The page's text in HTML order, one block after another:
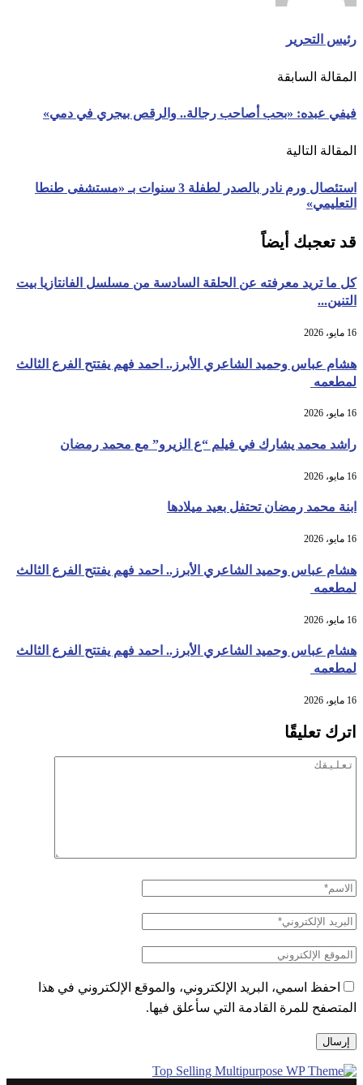
رئيس التحرير
المقالة السابقة
فيفي عبده: «بحب أصاحب رجالة.. والرقص بيجري في دمي»
المقالة التالية
استئصال ورم نادر بالصدر لطفلة 3 سنوات بـ «مستشفى طنطا
التعليمي»
قد تعجبك أيضاً
كل ما تريد معرفته عن الحلقة السادسة من مسلسل الفانتازيا بيت
التنين...
16 مايو، 2026
هشام عباس وحميد الشاعري الأبرز.. احمد فهم يفتتح الفرع الثالث
لمطعمه
16 مايو، 2026
راشد محمد يشارك في فيلم “ع الزيرو” مع محمد رمضان
16 مايو، 2026
ابنة محمد رمضان تحتفل بعيد ميلادها
16 مايو، 2026
هشام عباس وحميد الشاعري الأبرز.. احمد فهم يفتتح الفرع الثالث
لمطعمه
16 مايو، 2026
هشام عباس وحميد الشاعري الأبرز.. احمد فهم يفتتح الفرع الثالث
لمطعمه
16 مايو، 2026
اترك تعليقًا
احفظ اسمي، البريد الإلكتروني، والموقع الإلكتروني في هذا
المتصفح للمرة القادمة التي سأعلق فيها.